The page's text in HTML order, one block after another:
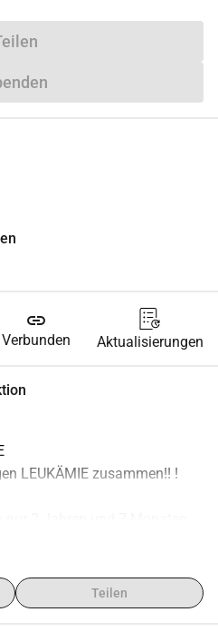
link
Verbunden Aktualisierungen
LEUKÄMIE zusammen!! !
ihr Zustand ist sehr
Teilen